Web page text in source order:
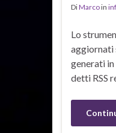
DiMarcoin
Lo
aggiornati
generati
detti RSS